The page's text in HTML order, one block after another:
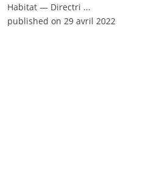
Habitat — Directri ...
published on 29 avril 2022